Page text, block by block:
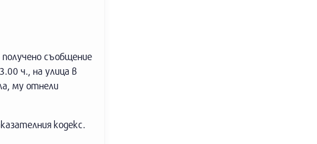
съобщение
ч., на улица в
му отнели
кодекс.